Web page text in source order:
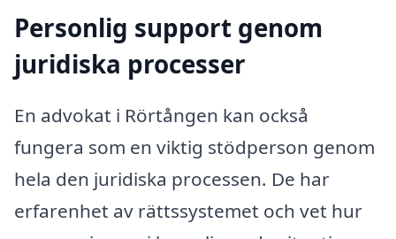
Personlig support genom
juridiska processer
En advokat i Rörtången kan också
fungera som en viktig stödperson genom
hela den juridiska processen. De har
erfarenhet av rättssystemet och vet hur